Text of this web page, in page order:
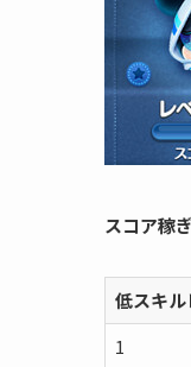
スコア稼
低スキ
1